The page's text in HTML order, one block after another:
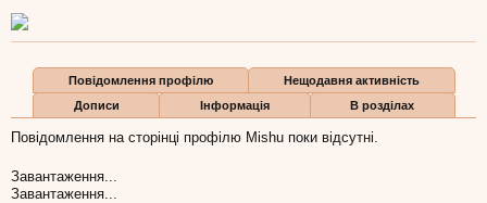
Повідомлення профілю
Нещодавня активність
Дописи
Інформація В розділах
Повідомлення на сторінці профілю Mishu поки відсутні.
Завантаження...
Завантаження...